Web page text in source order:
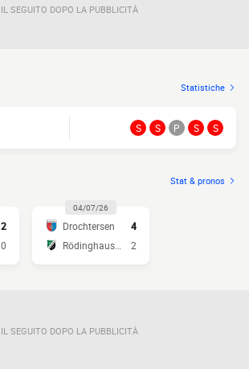
IL SEGUITO DOPO LA PUBBLICITÀ
Statistiche
S S P S S
Stat & pronos
2
0
04/07/26
Drochtersen
4
2
IL SEGUITO DOPO LA PUBBLICITÀ